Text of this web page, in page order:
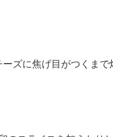
ズに焦げ目がつくまで